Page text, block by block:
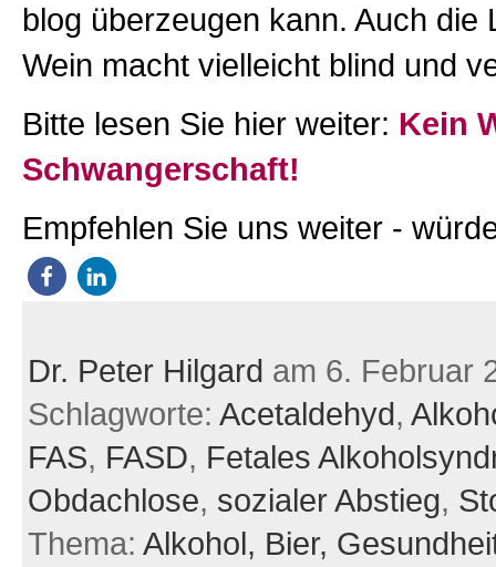
blog überzeugen kann. Auch die
Wein macht vielleicht blind und
Bitte lesen Sie hier weiter: Kein
Schwangerschaft!
Empfehlen Sie uns weiter -
Dr. Peter Hilgard am 6. Februar
Schlagworte: Acetaldehyd,
FAS, FASD, Fetales
Obdachlose, sozialer Abstieg,
Thema: Alkohol, Bier,